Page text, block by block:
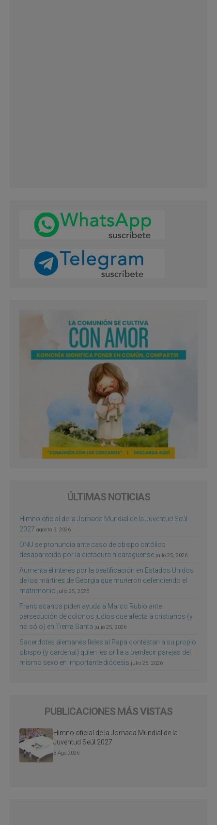
ÚLTIMAS NOTICIAS
Himno oficial de la Jornada Mundial de la Juventud Seúl
2027 agosto 3, 2026
ONU se pronuncia ante caso de obispo católico
desaparecido por la dictadura nicaragüense julio 25, 2026
Aumenta el interés por la beatificación en Estados Unidos
de los mártires de Georgia que murieron defendiendo el
matrimonio julio 25, 2026
Franciscanos piden ayuda a Marco Rubio ante
persecución de colonos judíos que afecta a cristianos (y
no sólo) en Tierra Santa julio 25, 2026
Sacerdotes alemanes fieles al Papa contestan a su propio
obispo (y cardenal) quien les orilla a bendecir parejas del
mismo sexo en importante diócesis julio 25, 2026
PUBLICACIONES MÁS VISTAS
Himno oficial de la Jornada Mundial de la
Juventud Seúl 2027
3 Ago 2026